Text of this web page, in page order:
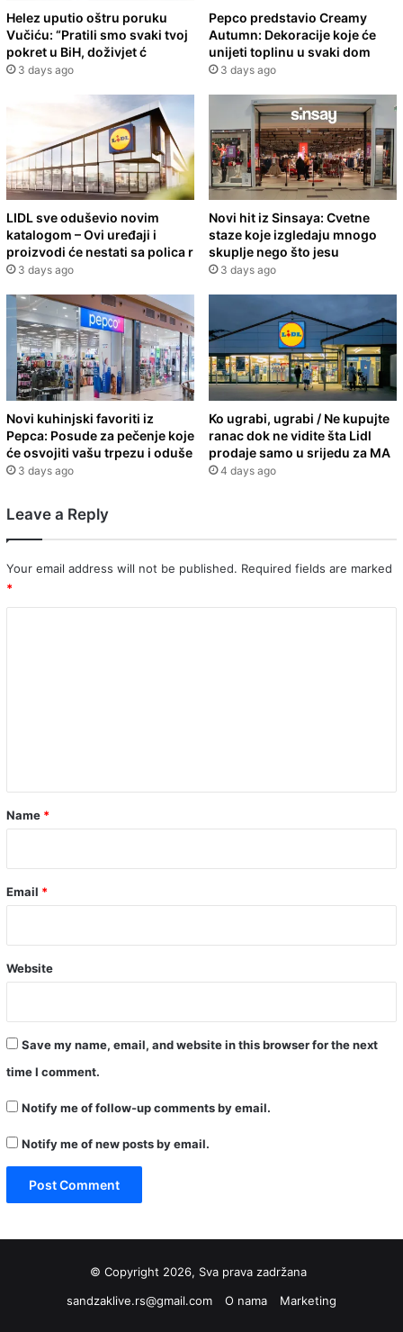
Helez uputio oštru poruku
Vučiću: “Pratili smo svaki tvoj
pokret u BiH, doživjet ć
3 days ago
Pepco predstavio Creamy
Autumn: Dekoracije koje će
unijeti toplinu u svaki dom
3 days ago
LIDL sve oduševio novim
katalogom – Ovi uređaji i
proizvodi će nestati sa polica r
3 days ago
Novi hit iz Sinsaya: Cvetne
staze koje izgledaju mnogo
skuplje nego što jesu
3 days ago
Novi kuhinjski favoriti iz
Pepca: Posude za pečenje koje
će osvojiti vašu trpezu i oduše
3 days ago
Ko ugrabi, ugrabi / Ne kupujte
ranac dok ne vidite šta Lidl
prodaje samo u srijedu za MA
4 days ago
Leave a Reply
Your email address will not be published. Required fields are marked
*
*
Name *
Email *
Website
Save my name, email, and website in this browser for the next
time I comment.
Notify me of follow-up comments by email.
Notify me of new posts by email.
© Copyright 2026, Sva prava zadržana
sandzaklive.rs@gmail.com
O nama Marketing